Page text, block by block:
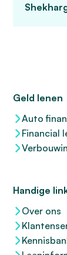
Geld lenen
Auto
Financial
Handige
Over ons